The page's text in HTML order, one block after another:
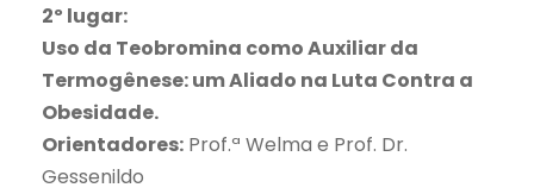
2º lugar:
Uso da Teobromina como Auxiliar da
Termogênese: um Aliado na Luta Contra a
Obesidade.
Orientadores: Prof.ª Welma e Prof. Dr.
Gessenildo